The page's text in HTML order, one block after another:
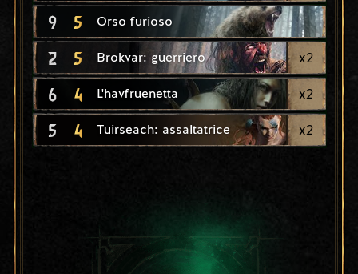
9 5 Orso furioso
2 5 Brokvar: guerriero x2
6 4 L'havfruenetta x2
5 4 Tuirseach: assaltatrice x2